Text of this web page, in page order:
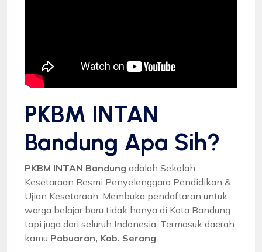
PKBM INTAN
Bandung Apa Sih?
PKBM INTAN Bandung adalah Sekolah
Kesetaraan Resmi Penyelenggara Pendidikan &
Ujian Kesetaraan. Membuka pendaftaran untuk
warga belajar baru tidak hanya di Kota Bandung
tapi juga dari seluruh Indonesia. Termasuk daerah
kamu Pabuaran, Kab. Serang